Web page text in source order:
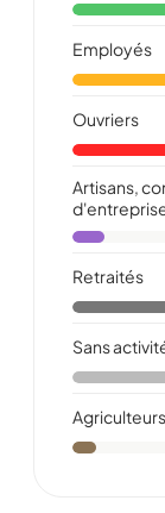
Employés
Ouvriers
Artisans,
Retraités
Sans